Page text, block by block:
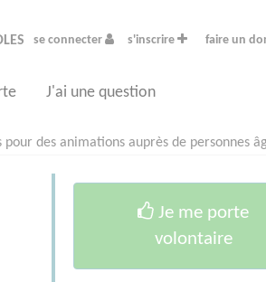
se connecter s'inscrire faire un
J'ai une question
pour des animations auprès de personnes
Je me porte
volontaire